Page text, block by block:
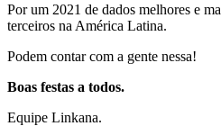
Por um 2021 de dados melhores e
terceiros na América Latina.
Podem contar com a gente nessa!
Boas festas a todos.
Equipe Linkana.